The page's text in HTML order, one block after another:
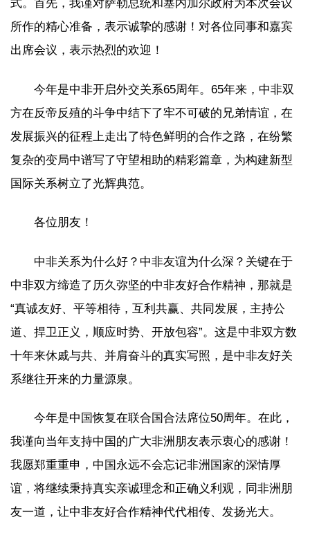
式。首先，我谨对萨勒总统和塞内加尔政府为本次会议
所作的精心准备，表示诚挚的感谢！对各位同事和嘉宾
出席会议，表示热烈的欢迎！
今年是中非开启外交关系65周年。65年来，中非双
方在反帝反殖的斗争中结下了牢不可破的兄弟情谊，在
发展振兴的征程上走出了特色鲜明的合作之路，在纷繁
复杂的变局中谱写了守望相助的精彩篇章，为构建新型
国际关系树立了光辉典范。
各位朋友！
中非关系为什么好？中非友谊为什么深？关键在于
中非双方缔造了历久弥坚的中非友好合作精神，那就是
“真诚友好、平等相待，互利共赢、共同发展，主持公
道、捍卫正义，顺应时势、开放包容”。这是中非双方数
十年来休戚与共、并肩奋斗的真实写照，是中非友好关
系继往开来的力量源泉。
今年是中国恢复在联合国合法席位50周年。在此，
我谨向当年支持中国的广大非洲朋友表示衷心的感谢！
我愿郑重重申，中国永远不会忘记非洲国家的深情厚
谊，将继续秉持真实亲诚理念和正确义利观，同非洲朋
友一道，让中非友好合作精神代代相传、发扬光大。